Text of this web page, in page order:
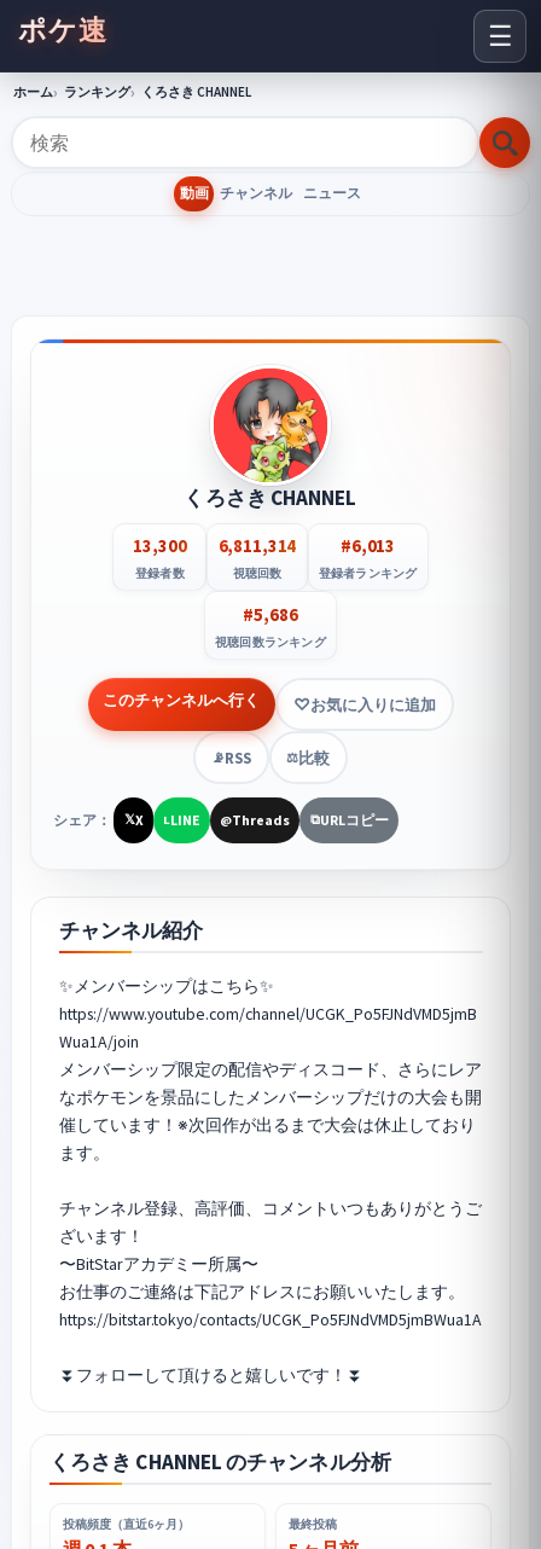
☰
ポケ速
ホーム ランキング くろさき CHANNEL
動画 チャンネル ニュース
くろさき CHANNEL
13,300
登録者数
6,811,314
視聴回数
#6,013
登録者ランキング
#5,686
視聴回数ランキング
このチャンネルへ行く お気に入りに追加
📡RSS ⚖️比較
シェア： 𝕏X LLINE @Threads ⧉URLコピー
チャンネル紹介
✨メンバーシップはこちら✨
https://www.youtube.com/channel/UCGK_Po5FJNdVMD5jmB
Wua1A/join
メンバーシップ限定の配信やディスコード、さらにレア
なポケモンを景品にしたメンバーシップだけの大会も開
催しています！※次回作が出るまで大会は休止しており
ます。
チャンネル登録、高評価、コメントいつもありがとうご
ざいます！
〜BitStarアカデミー所属〜
お仕事のご連絡は下記アドレスにお願いいたします。
https://bitstar.tokyo/contacts/UCGK_Po5FJNdVMD5jmBWua1A
くろさき CHANNEL のチャンネル分析
投稿頻度（直近6ヶ月） 最終投稿